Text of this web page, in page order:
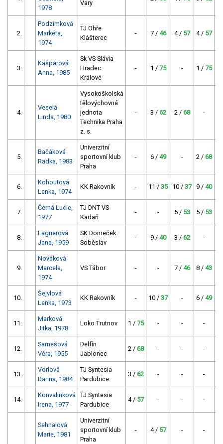
1978
Vary
2.
Podzimková
Markéta,
1974
TJ Ohře
Klášterec
- 7 / 46 4 / 57 4 / 57
3.
Kašparová
Anna, 1985
Sk VS Slávia
Hradec
Králové
- 1 / 75 - 1 / 75
4.
Veselá
Linda, 1980
Vysokoškolská
tělovýchovná
jednota
Technika Praha
z. s.
- 3 / 62 2 / 68 -
5.
Bačáková
Radka, 1983
Univerzitní
sportovní klub
Praha
- 6 / 49 - 2 / 68
6.
Kohoutová
Lenka, 1974
KK Rakovník - 11 / 35 10 / 37 9 / 40
7.
Černá Lucie,
1977
TJ DNT VS
Kadaň
- - 5 / 53 5 / 53
8.
Lagnerová
Jana, 1959
SK Domeček
Soběslav
- 9 / 40 3 / 62 -
9.
Nováková
Marcela,
1974
VS Tábor - - 7 / 46 8 / 43
10.
Šejvlová
Lenka, 1973
KK Rakovník - 10 / 37 - 6 / 49
11.
Marková
Jitka, 1978
Loko Trutnov 1 / 75 - - -
12.
Samešová
Věra, 1955
Delfín
Jablonec
2 / 68 - - -
13.
Vorlová
Darina, 1984
TJ Syntesia
Pardubice
3 / 62 - - -
14.
Konvalinková
Irena, 1977
TJ Syntesia
Pardubice
4 / 57 - - -
Sehnalová
Marie, 1981
Univerzitní
sportovní klub
Praha
- 4 / 57 - -